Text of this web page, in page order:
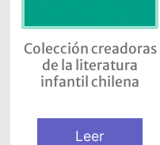
Colección creadoras
de la literatura
infantil chilena
Leer